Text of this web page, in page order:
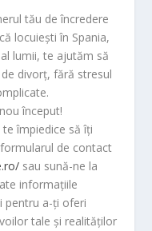
tău de încredere
locuiești în Spania,
lumii, te ajutăm să
divorț, fără stresul
început!
împiedice să îți
de contact
sau sună-ne la
informațiile
pentru a-ți oferi
tale și realităților